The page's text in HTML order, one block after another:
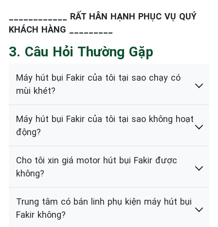
____________ RẤT HÂN HẠNH PHỤC VỤ QUÝ
KHÁCH HÀNG _________
3. Câu Hỏi Thường Gặp
Máy hút bụi Fakir của tôi tại sao chạy có
mùi khét?
Máy hút bụi Fakir của tôi tại sao không hoạt
động?
Cho tôi xin giá motor hút bụi Fakir được
không?
Trung tâm có bán linh phụ kiện máy hút bụi
Fakir không?